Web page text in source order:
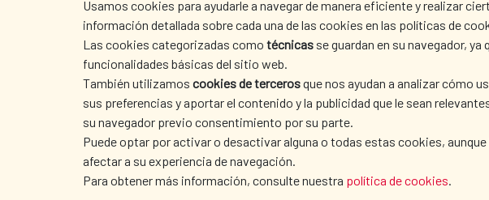
Usamos cookies para ayudarle a navegar de manera eficiente y realizar
información detallada sobre cada una de las cookies en las políticas de
Las cookies categorizadas como técnicas se guardan en su navegador,
funcionalidades básicas del sitio web.
También utilizamos cookies de tercerosque nos ayudan a analizar cómo
sus preferencias y aportar el contenido y la publicidad que le sean
su navegador previo consentimiento por su parte.
Puede optar por activar o desactivar alguna o todas estas cookies,
afectar a su experiencia de navegación.
Para obtener más información, consulte nuestra política de cookies.
TERMS OF USE | DATA PROTECTION | COOKIE POLICY |